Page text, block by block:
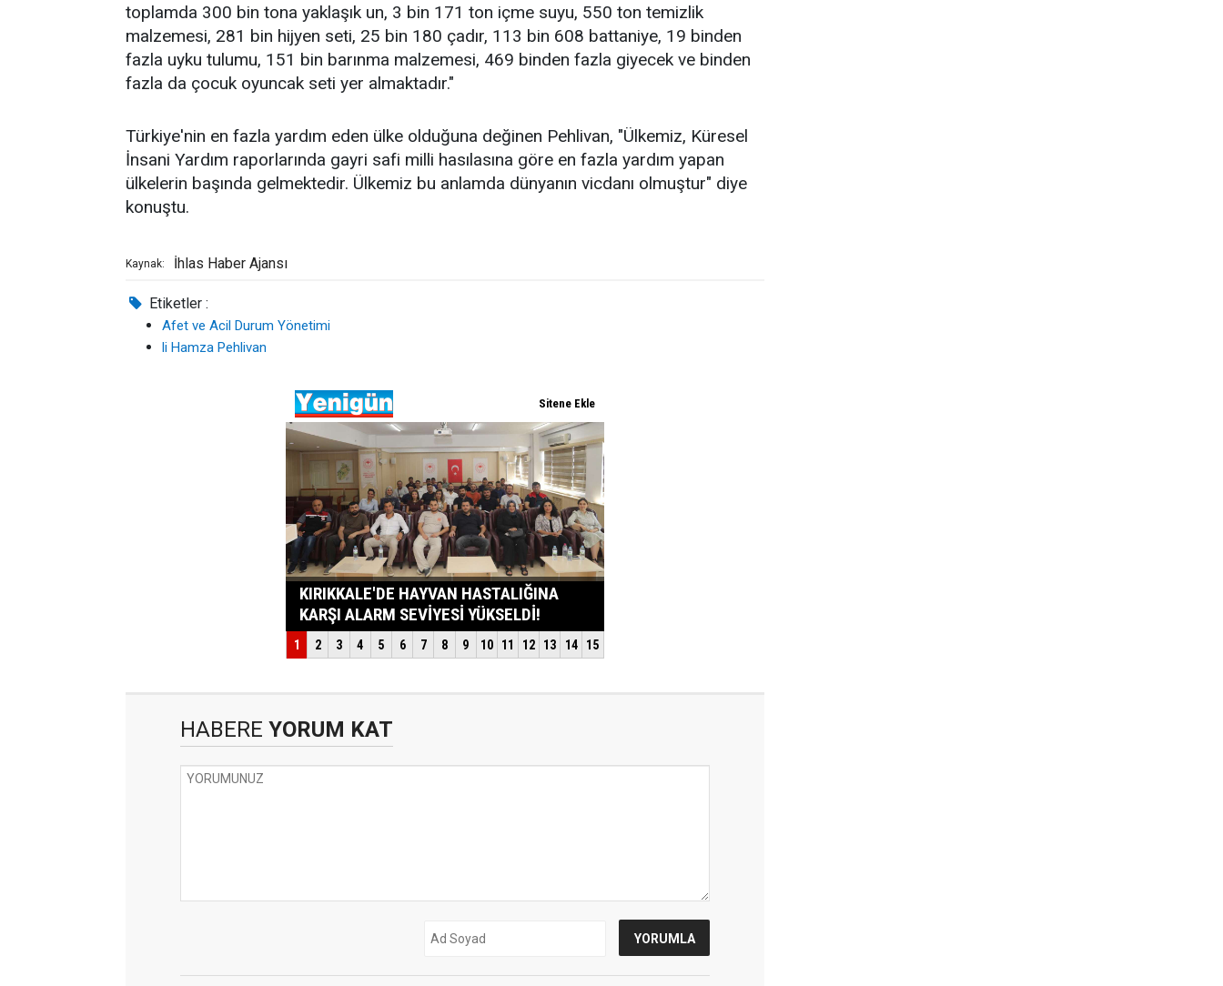
toplamda 300 bin tona yaklaşık un, 3 bin 171 ton içme suyu, 550 ton temizlik
malzemesi, 281 bin hijyen seti, 25 bin 180 çadır, 113 bin 608 battaniye, 19 binden
fazla uyku tulumu, 151 bin barınma malzemesi, 469 binden fazla giyecek ve binden
fazla da çocuk oyuncak seti yer almaktadır."
Türkiye'nin en fazla yardım eden ülke olduğuna değinen Pehlivan, "Ülkemiz, Küresel
İnsani Yardım raporlarında gayri safi milli hasılasına göre en fazla yardım yapan
ülkelerin başında gelmektedir. Ülkemiz bu anlamda dünyanın vicdanı olmuştur" diye
konuştu.
Kaynak: İhlas Haber Ajansı
Etiketler :
Afet ve Acil Durum Yönetimi
li Hamza Pehlivan
HABERE YORUM KAT